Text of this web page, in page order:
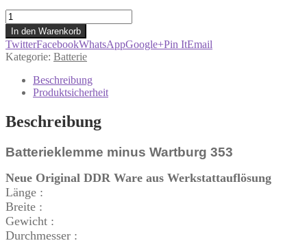
Batterieklemme
minus
Wartburg
353
Menge
In den Warenkorb
TwitterFacebookWhatsAppGoogle+Pin ItEmail
Kategorie: Batterie
Beschreibung
Produktsicherheit
Beschreibung
Batterieklemme minus Wartburg 353
Neue Original DDR Ware aus Werkstattauflösung
Länge :
Breite :
Gewicht :
Durchmesser :